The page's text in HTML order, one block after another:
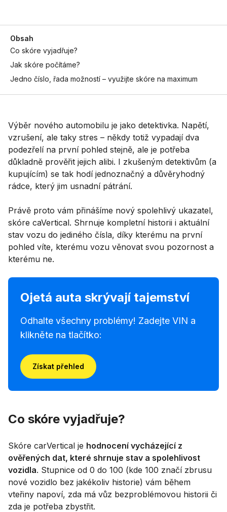
Obsah
Co skóre vyjadřuje?
Jak skóre počítáme?
Jedno číslo, řada možností – využijte skóre na maximum
Výběr nového automobilu je jako detektivka. Napětí,
vzrušení, ale taky stres – někdy totiž vypadají dva
podezřelí na první pohled stejně, ale je potřeba
důkladně prověřit jejich alibi. I zkušeným detektivům (a
kupujícím) se tak hodí jednoznačný a důvěryhodný
rádce, který jim usnadní pátrání.
Právě proto vám přinášíme nový spolehlivý ukazatel,
skóre caVertical. Shrnuje kompletní historii i aktuální
stav vozu do jediného čísla, díky kterému na první
pohled víte, kterému vozu věnovat svou pozornost a
kterému ne.
Ojetá auta skrývají tajemství
Odhalte všechny problémy! Zadejte VIN a
klikněte na tlačítko:
Získat přehled
Co skóre vyjadřuje?
Skóre carVertical je hodnocení vycházející z
ověřených dat, které shrnuje stav a spolehlivost
vozidla. Stupnice od 0 do 100 (kde 100 značí zbrusu
nové vozidlo bez jakékoliv historie) vám během
vteřiny napoví, zda má vůz bezproblémovou historii či
zda je potřeba zbystřit.